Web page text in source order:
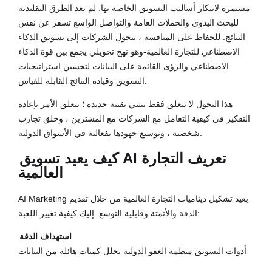
مستمرة لابتكار أساليب التسويق الخاصة بها. لم تعد الطرق التقليدية
للبحث اليدوي والحملات العامة والتواصل الواسع تسفر عن نفس
النتائج. للحفاظ على المنافسة ، تتحول الشركات إلى تسويق الذكاء
الاصطناعي للتجارة العالمية-وهو نهج تحويلي يجمع بين قوة الذكاء
الاصطناعي والرؤى القائمة على البيانات لتحسين استراتيجيات
التسويق وقيادة النتائج القابلة للقياس.
هذا التحول لا يتعلق فقط بتبني تقنية جديدة ؛ يتعلق الأمر بإعادة
التفكير في كيفية التعامل مع الشركات مع المشترين ، وخلق تجارب
شخصية ، وتوسيع جهودها بفعالية في الأسواق الدولية.
كيف يعيد تسويق AI تعريف التجارة
العالمية
AI Marketing يعيد تشكيل ديناميات التجارة العالمية من خلال تقديم
الدقة والأتمتة وقابلية التوسع. إليك كيفية تغيير اللعبة:
استهداف الدقة
أدوات التسويق منظمة العفو الدولية تحلل كميات هائلة من البيانات